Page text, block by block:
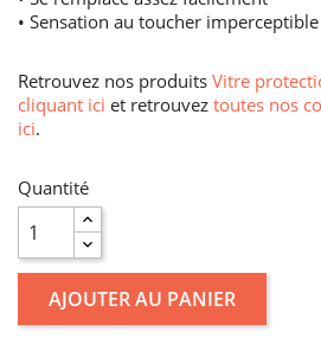
• Sensation au toucher imperceptible
Retrouvez nos produits Vitre
cliquant ici et retrouvez toutes nos
ici.
Quantité
AJOUTER AU PANIER